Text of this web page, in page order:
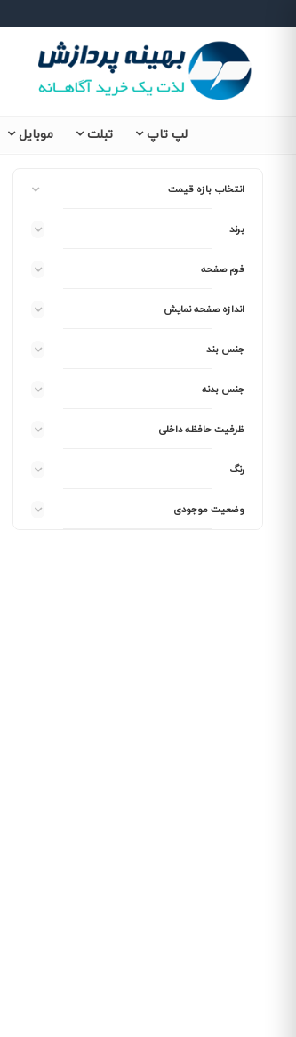
لپ تاپ تبلت موبایل
انتخاب بازه قیمت
برند
فرم صفحه
اندازه صفحه نمایش
جنس بند
جنس بدنه
ظرفیت حافظه داخلی
رنگ
وضعیت موجودی